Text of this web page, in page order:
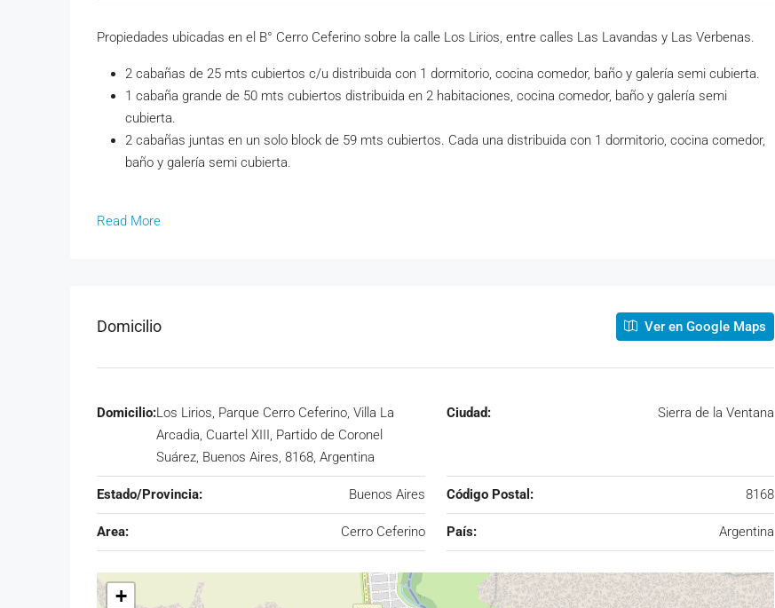
Propiedades ubicadas en el B° Cerro Ceferino sobre la calle Los Lirios, entre calles Las Lavandas y Las Verbenas.
2 cabañas de 25 mts cubiertos c/u distribuida con 1 dormitorio, cocina comedor, baño y galería semi cubierta.
1 cabaña grande de 50 mts cubiertos distribuida en 2 habitaciones, cocina comedor, baño y galería semi
cubierta.
2 cabañas juntas en un solo block de 59 mts cubiertos. Cada una distribuida con 1 dormitorio, cocina comedor,
baño y galería semi cubierta.
Read More
Domicilio Ver en Google Maps
Domicilio:Los Lirios, Parque Cerro Ceferino, Villa La
Arcadia, Cuartel XIII, Partido de Coronel
Suárez, Buenos Aires, 8168, Argentina
Ciudad: Sierra de la Ventana
Estado/Provincia: Buenos Aires Código Postal: 8168
Area: Cerro Ceferino País: Argentina
+